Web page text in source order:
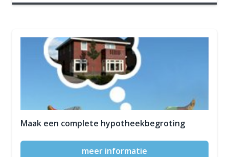
Maak een complete hypotheekbegroting
meer informatie